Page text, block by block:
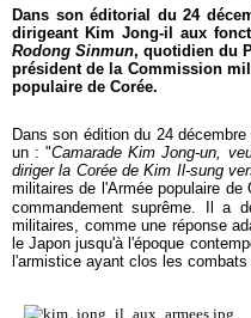
Dans son éditorial du 24
dirigeant Kim Jong-il aux
Rodong Sinmun, quotidien du
président de la Commission
populaire de Corée.
Dans son édition du 24
un : "Camarade Kim Jong-un,
diriger la Corée de Kim Il-sung
militaires de l'Armée populaire
commandement suprême. Il a
militaires, comme une réponse
le Japon jusqu'à l'époque
l'armistice ayant clos les